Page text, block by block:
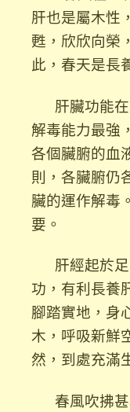
肝也是屬木性
甦，欣欣向榮
此，春天是長
肝臟功能在
解毒能力最強
各個臟腑的血
則，各臟腑仍
臟的運作解毒
要。
肝經起於足
功，有利長養
腳踏實地，身
木，呼吸新鮮
然，到處充滿
春風吹拂甚